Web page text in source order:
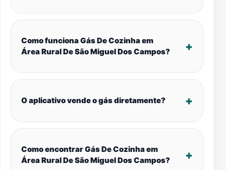
Como funciona Gás De Cozinha em
Área Rural De São Miguel Dos Campos?
O aplicativo vende o gás diretamente?
Como encontrar Gás De Cozinha em
Área Rural De São Miguel Dos Campos?